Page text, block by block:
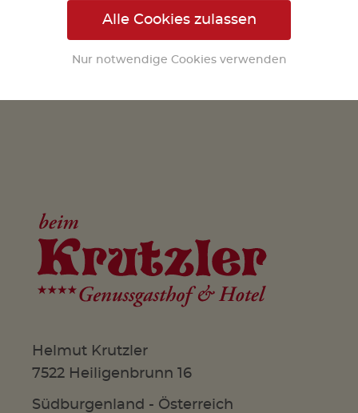
Helmut Krutzler
7522 Heiligenbrunn 16
Südburgenland - Österreich
Alle Cookies zulassen
Nur notwendige Cookies verwenden